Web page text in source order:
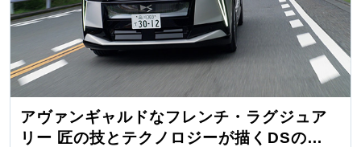
アヴァンギャルドなフレンチ・ラグジュア
リー 匠の技とテクノロジーが描くDSの世